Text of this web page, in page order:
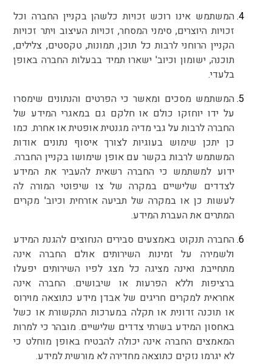
המשתמש אינו רוכש זכויות כלשהן בקניין החברה וכל
זכויות היוצרים, סימני המסחר, זכויות העיצוב ויתר זכויות
הקניין הרוחני לרבות כל תוכן, תמונות, טקסטים, צלילים,
תוכנה, ישומון וכיוב' ישארו תמיד בבעלות החברה באופן
בלעדי.
המשתמש מסכים ומאשר כי הפרטים והנתונים שימסרו
על ידו יוחזקו כולם או חלקם גם במאגרי המידע של
החברה לרבות על גבי מדיה מגנטית אופטית או אחרת. כמו
כן יתכן שימוש בעוגיות לצורך איסוף נתונים אודות
המשתמש לרבות בקשר עם אופן שימושו בקניין החברה.
ידוע למשתמש כי החברה רשאית להעביר את המידע
לצדדים שלישיים במקרה של צו שיפוטי המורה לה
לעשות כן או במקרה של תביעה אזרחית וכיוב' מקרים
המתרים את העברת המידע.
החברה תנקוט באמצעים סבירים הנחוצים להגנת המידע
ולשמירה על זמינות השירותים אולם החברה אינה
מתחייבת ואינה מציגה כל מצג לפיו השירותים יפעלו
ברציפות וללא הפרעות או שיבושים. החברה אינה
אחראית למקרים חריגים של אבדן מידע כתוצאה מוירוס
או תוכנה זדונית או תקלה במערכות התקשורת או כשל
באחסון המידע בשרתי צדדים שלישיים. מובהר כי למרות
המאמצים החברה אינה יכולה להבטיח באופן מוחלט כי
לא יגרמו נזקים כתוצאה מחדירה לא מורשית למידע.